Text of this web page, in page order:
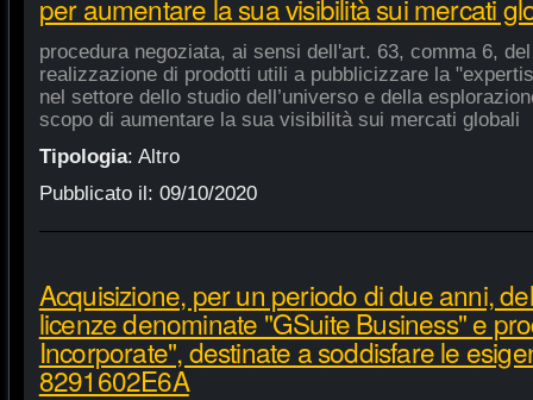
per aumentare la sua visibilità sui mercati
procedura negoziata, ai sensi dell'art. 63, comma 6,
realizzazione di prodotti utili a pubblicizzare la
nel settore dello studio dell’universo e della
scopo di aumentare la sua visibilità sui mercati globali
Tipologia: Altro
Pubblicato il: 09/10/2020
Acquisizione, per un periodo di due anni,
licenze denominate "GSuite Business" e
Incorporate", destinate a soddisfare le
8291602E6A